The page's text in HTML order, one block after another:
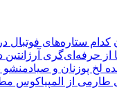
کدام ستاره‌های فوتبال
از حرفه‌ای‌گری آرژانتین
لخ پوزنان و صیادمنشو
طارمی از المپیاکوس